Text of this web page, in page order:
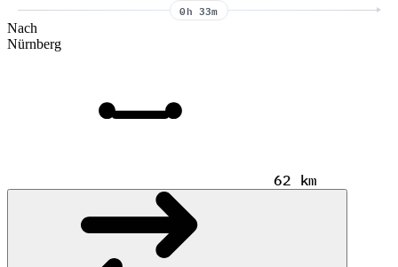
0h 33m
Nach
Nürnberg
62 km